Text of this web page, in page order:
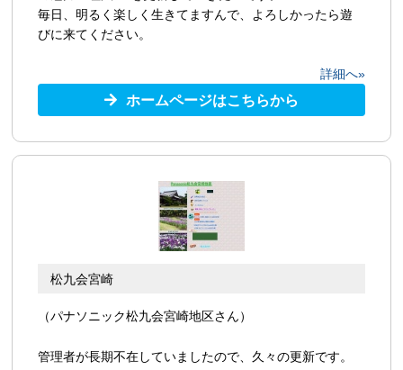
毎日、明るく楽しく生きてますんで、よろしかったら遊
びに来てください。
詳細へ»
ホームページはこちらから
松九会宮崎
（パナソニック松九会宮崎地区さん）
管理者が長期不在していましたので、久々の更新です。